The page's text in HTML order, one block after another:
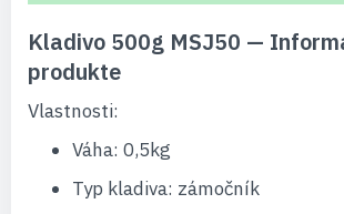
Kladivo 500g MSJ50 —
produkte
Vlastnosti:
Váha: 0,5kg
Typ kladiva: zámočník